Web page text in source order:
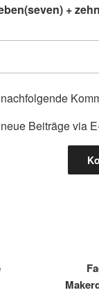
+
Beiträge via